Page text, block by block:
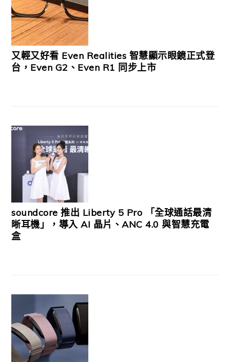
又輕又好看 Even Realities 智慧顯示眼鏡正式登
台，Even G2、Even R1 同步上市
soundcore 推出 Liberty 5 Pro 「全球通話最清
晰耳機」，導入 AI 晶片、ANC 4.0 與智慧充電
盒